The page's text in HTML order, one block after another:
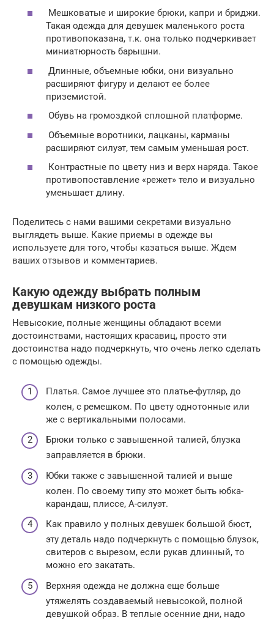
Мешковатые и широкие брюки, капри и бриджи.
Такая одежда для девушек маленького роста
противопоказана, т.к. она только подчеркивает
миниатюрность барышни.
Длинные, объемные юбки, они визуально
расширяют фигуру и делают ее более
приземистой.
Обувь на громоздкой сплошной платформе.
Объемные воротники, лацканы, карманы
расширяют силуэт, тем самым уменьшая рост.
Контрастные по цвету низ и верх наряда. Такое
противопоставление «режет» тело и визуально
уменьшает длину.
Поделитесь с нами вашими секретами визуально
выглядеть выше. Какие приемы в одежде вы
используете для того, чтобы казаться выше. Ждем
ваших отзывов и комментариев.
Какую одежду выбрать полным
девушкам низкого роста
Невысокие, полные женщины обладают всеми
достоинствами, настоящих красавиц, просто эти
достоинства надо подчеркнуть, что очень легко сделать
с помощью одежды.
Платья. Самое лучшее это платье-футляр, до
колен, с ремешком. По цвету однотонные или
же с вертикальными полосами.
Брюки только с завышенной талией, блузка
заправляется в брюки.
Юбки также с завышенной талией и выше
колен. По своему типу это может быть юбка-
карандаш, плиссе, А-силуэт.
Как правило у полных девушек большой бюст,
эту деталь надо подчеркнуть с помощью блузок,
свитеров с вырезом, если рукав длинный, то
можно его закатать.
Верхняя одежда не должна еще больше
утяжелять создаваемый невысокой, полной
девушкой образ. В теплые осенние дни, надо